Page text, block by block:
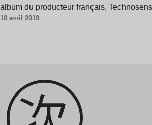
album du producteur français,
On…
18 avril 2019